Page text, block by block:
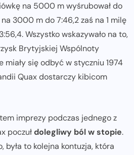
na 5000 m wyśrubował do
na 3000 m do 7:46,2 zaś na 1 milę
Wszystko wskazywało na to,
Brytyjskiej Wspólnoty
miały się odbyć w styczniu 1974
Quax dostarczy kibicom
imprezy podczas jednego z
poczułdolegliwy ból w stopie.
była to kolejna kontuzja, która